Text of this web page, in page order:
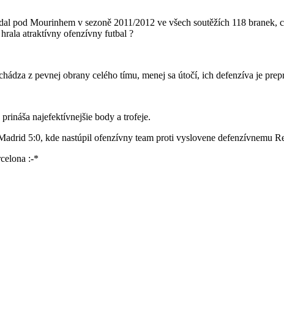
pod Mourinhem v sezoně 2011/2012 ve všech soutěžích 118 branek,
atraktívny ofenzívny futbal ?
z pevnej obrany celého tímu, menej sa útočí, ich defenzíva je
najefektívnejšie body a trofeje.
5:0, kde nastúpil ofenzívny team proti vyslovene defenzívnemu
:-*